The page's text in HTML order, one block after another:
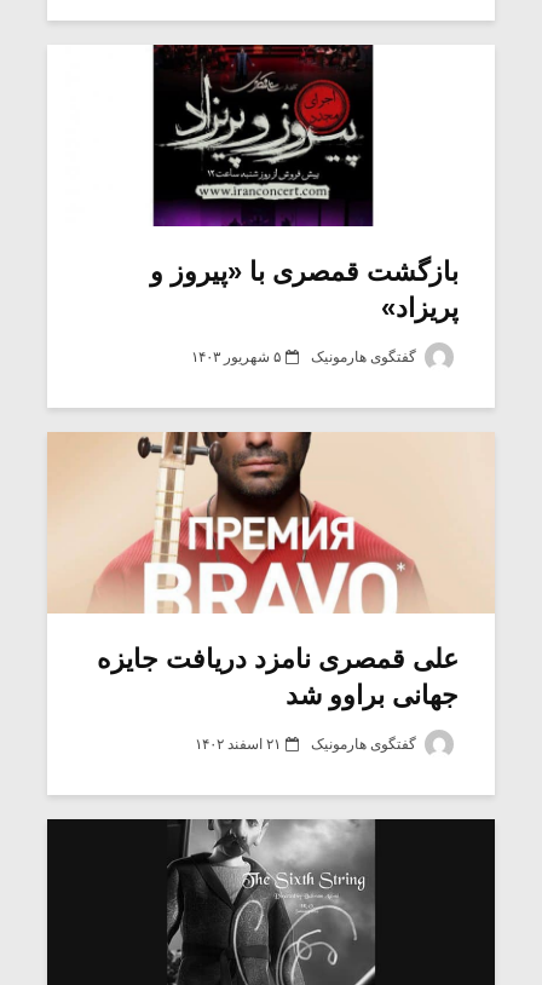
بازگشت قمصری با «پیروز و
پریزاد»
گفتگوی هارمونیک ۵ شهریور ۱۴۰۳
علی قمصری نامزد دریافت جایزه
جهانی براوو شد
گفتگوی هارمونیک ۲۱ اسفند ۱۴۰۲
میکلوش روژا